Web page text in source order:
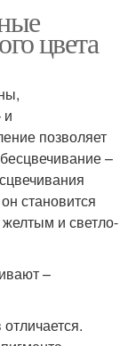
цвета
и
позволяет
–
становится
и светло-
–